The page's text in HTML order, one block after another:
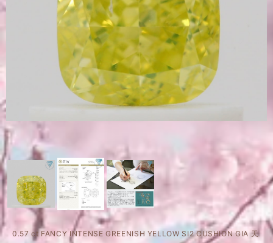
0.57 ct FANCY INTENSE GREENISH YELLOW SI2 CUSHION GIA 天